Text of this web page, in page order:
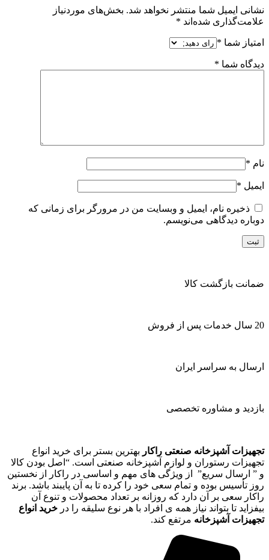
نشانی ایمیل شما منتشر نخواهد شد. بخش‌های موردنیاز
علامت‌گذاری شده‌اند *
امتیاز شما *
دیدگاه شما *
نام *
ایمیل *
ذخیره نام، ایمیل و وبسایت من در مرورگر برای زمانی که
دوباره دیدگاهی می‌نویسم.
ضمانت بازگشت کالا
20 سال خدمات پس از فروش
ارسال به سراسر ایران
بازدید و مشاوره تخصصی
تجهیزات آشپزخانه صنعتی راکار بهترین بستر برای خرید انواع
تجهیزات رستوران و لوازم آشپزخانه صنعتی است. “اصل بودن کالا
و ” ارسال سریع” از ویژگی های مهم و اساسی در راکار از نخستین
روز تأسیس بوده و تمام سعی خود را کرده تا به آن پایبند باشد. برند
راکار سعی بر آن دارد که روزانه بر تعداد محصولات و تنوع آن
بیفزاید تا بتواند نیاز همه ی افراد با هر نوع سلیقه را در خرید انواع
تجهیزات آشپزخانه مرتفع کند.